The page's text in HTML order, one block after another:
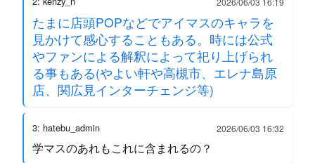
たまに店頭POPなどでアイマスのキャラを
見かけて感心することもある。時には公式
やファンによる解釈によって祀り上げられ
る事もある(やよい軒や高槻市、エレナ島原
店、関広見インターチェンジ等)
3: hatebu_admin 2026/06/03 16:32
学マスのあれもこれに含まれるの？